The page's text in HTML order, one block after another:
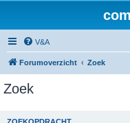
V&A
Forumoverzicht Zoek
Zoek